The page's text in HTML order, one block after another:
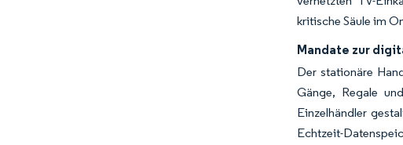
kritische Säule im
Mandate zur
Der stationäre
Gänge, Regale
Einzelhändler
Echtzeit-